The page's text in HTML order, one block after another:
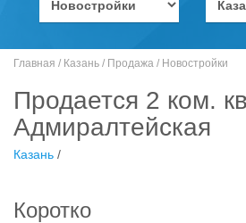
Главная / Казань / Продажа / Новостройки
Продается 2 ком.
Адмиралтейская
Казань /
Коротко